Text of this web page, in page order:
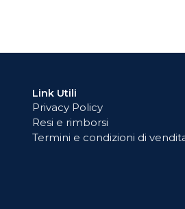
Link Utili
Privacy Policy
Resi e rimborsi
Termini e condizioni di